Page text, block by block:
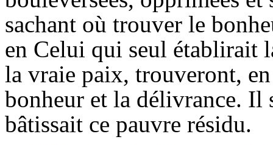
sachant où trouver le
en Celui qui seul établirait
la vraie paix, trouveront,
bonheur et la délivrance. Il
bâtissait ce pauvre résidu.